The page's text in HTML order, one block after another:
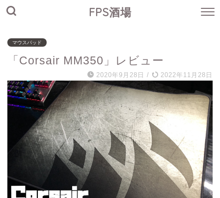
FPS酒場
マウスパッド
「Corsair MM350」レビュー
2020年9月28日 / 2022年11月28日